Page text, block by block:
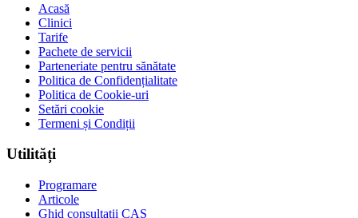
Acasă
Clinici
Tarife
Pachete de servicii
Parteneriate pentru sănătate
Politica de Confidențialitate
Politica de Cookie-uri
Setări cookie
Termeni și Condiții
Utilități
Programare
Articole
Ghid consultații CAS